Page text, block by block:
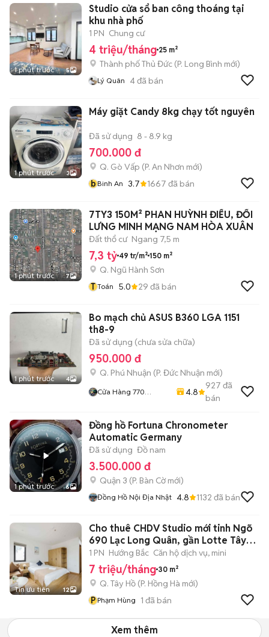
1 phút trước 5
Studio cửa sổ ban công thoáng tại
khu nhà phố
1 PN Chung cư
4 triệu/tháng 25 m²
Thành phố Thủ Đức (P. Long Bình mới)
Lý Quân 4đã bán
1 phút trước 3
Máy giặt Candy 8kg chạy tốt nguyên
Đã sử dụng 8 - 8.9 kg
700.000 đ
Q. Gò Vấp (P. An Nhơn mới)
bBinh An 3.7 1667 đã bán
1 phút trước 7
7TY3 150M² PHAN HUỲNH ĐIỂU, ĐỐI
LƯNG MINH MẠNG NAM HÒA XUÂN
Đất thổ cư Ngang 7,5 m
7,3 tỷ 49 tr/m² 150 m²
Q. Ngũ Hành Sơn
T Toán 5.0 29 đã bán
1 phút trước 4
Bo mạch chủ ASUS B360 LGA 1151
th8-9
Đã sử dụng (chưa sửa chữa)
950.000 đ
Q. Phú Nhuận (P. Đức Nhuận mới)
Cửa Hàng 770
4.8
927 đã
bán
1 phút trước 6
Đồng hồ Fortuna Chronometer
Automatic Germany
Đã sử dụng Đồ nam
3.500.000 đ
Quận 3 (P. Bàn Cờmới)
Đồng Hồ Nội Địa Nhật 4.8 1132 đã bán
Tin ưu tiên 12
Cho thuê CHDV Studio mới tinh Ngõ
690 Lạc Long Quân, gần Lotte Tây
Hồ
1 PN Hướng Bắc Căn hộ dịch vụ, mini
7 triệu/tháng 30 m²
Q. Tây Hồ (P. Hồng Hà mới)
P Phạm Hùng 1 đã bán
Xem thêm